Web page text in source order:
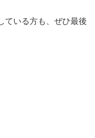
ている方も、ぜひ最後